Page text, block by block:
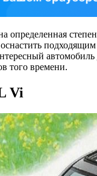
определенная
автомобиль
того времени.
Vi